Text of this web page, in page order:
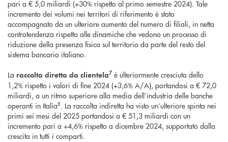
pari a € 5,0 miliardi (+30% rispetto al primo semestre 2024). Tale
incremento dei volumi nei territori di riferimento è stato
accompagnato da un ulteriore aumento del numero di filiali, in netta
controtendenza rispetto alle dinamiche che vedono un processo di
riduzione della presenza fisica sul territorio da parte del resto del
sistema bancario italiano.
La raccolta diretta da clientela7 è ulteriormente cresciuta dello
1,2% rispetto i valori di fine 2024 (+3,6% A/A), portandosi a € 72,0
miliardi, a un ritmo superiore alla media dell’industria delle banche
operanti in Italia8. La raccolta indiretta ha visto un’ulteriore spinta nei
primi sei mesi del 2025 portandosi a € 51,3 miliardi con un
incremento pari a +4,6% rispetto a dicembre 2024, supportato dalla
crescita in tutti i comparti.